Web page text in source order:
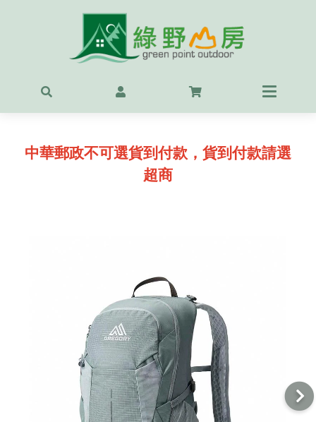
品牌
中華郵政不可選貨到付款，貨到付款請選
超商